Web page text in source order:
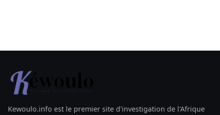
Kewoulo.info est le premier site d'investigation de l'Afrique